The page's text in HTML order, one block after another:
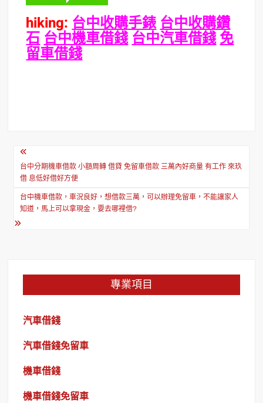
hiking: 台中收購手錶 台中收購鑽
石 台中機車借錢 台中汽車借錢免
留車借錢
文
章
導
覽
台中分期機車借款 小額周轉 借貸 免留車借款 三萬內好商量 有工作 來玖
借 息低好借好方便
台中機車借款，車況良好，想借款三萬，可以辦理免留車，不能讓家人
知道，馬上可以拿現金，要去哪裡借?
專業項目
汽車借錢
汽車借錢免留車
機車借錢
機車借錢免留車